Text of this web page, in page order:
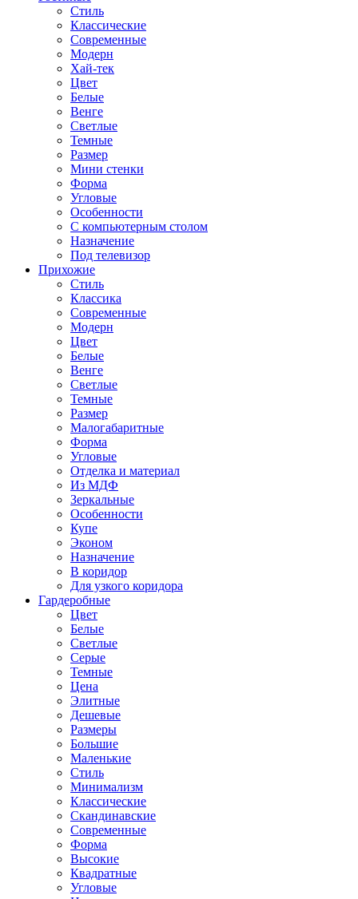
Стиль
Классические
Современные
Модерн
Хай-тек
Цвет
Белые
Венге
Светлые
Темные
Размер
Мини стенки
Форма
Угловые
Особенности
С компьютерным столом
Назначение
Под телевизор
Прихожие
Стиль
Классика
Современные
Модерн
Цвет
Белые
Венге
Светлые
Темные
Размер
Малогабаритные
Форма
Угловые
Отделка и материал
Из МДФ
Зеркальные
Особенности
Купе
Эконом
Назначение
В коридор
Для узкого коридора
Гардеробные
Цвет
Белые
Светлые
Серые
Темные
Цена
Элитные
Дешевые
Размеры
Большие
Маленькие
Стиль
Минимализм
Классические
Скандинавские
Современные
Форма
Высокие
Квадратные
Угловые